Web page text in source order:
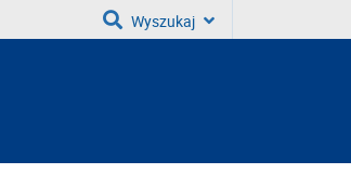
Wyszukaj